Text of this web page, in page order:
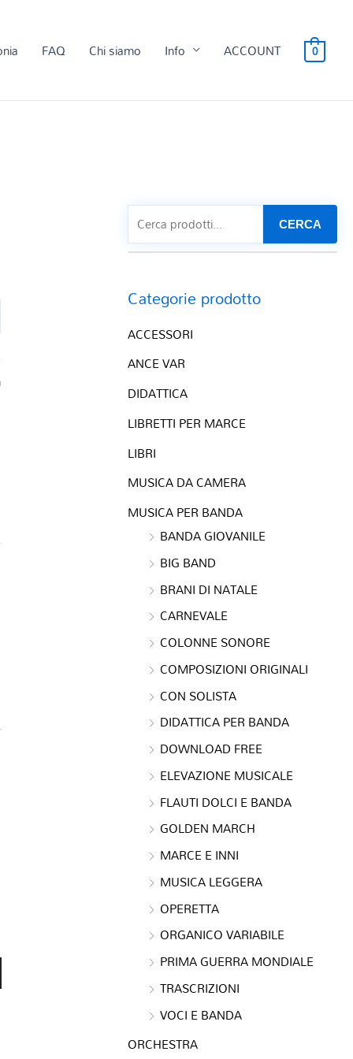
FAQ Chi siamo Info ACCOUNT 0
CERCA
Categorie prodotto
ACCESSORI
ANCE VAR
DIDATTICA
LIBRETTI PER MARCE
LIBRI
MUSICA DA CAMERA
MUSICA PER BANDA
BANDA GIOVANILE
BIG BAND
BRANI DI NATALE
CARNEVALE
COLONNE SONORE
COMPOSIZIONI ORIGINALI
CON SOLISTA
DIDATTICA PER BANDA
DOWNLOAD FREE
ELEVAZIONE MUSICALE
FLAUTI DOLCI E BANDA
GOLDEN MARCH
MARCE E INNI
MUSICA LEGGERA
OPERETTA
ORGANICO VARIABILE
PRIMA GUERRA MONDIALE
TRASCRIZIONI
VOCI E BANDA
ORCHESTRA